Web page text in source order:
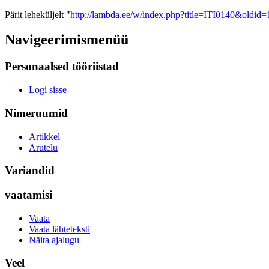
Pärit leheküljelt "http://lambda.ee/w/
Navigeerimismenüü
Personaalsed tööriistad
Logi sisse
Nimeruumid
Artikkel
Arutelu
Variandid
vaatamisi
Vaata
Vaata lähteteksti
Näita ajalugu
Veel